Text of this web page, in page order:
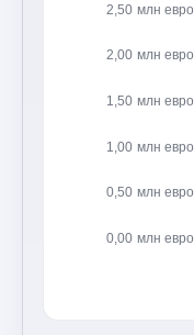
0,00 млн евро
0,50 млн евро
1,00 млн евро
1,50 млн евро
2,00 млн евро
2,50 млн евро